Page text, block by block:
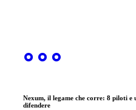
Nexum, il legame che corre: 8 piloti e
difendere